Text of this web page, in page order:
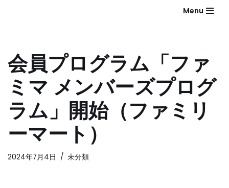
ン
ツ
へ
ス
キ
プ
Menu
会員プログラム「ファ
ミマ メンバーズプログ
ラム」開始（ファミリ
ーマート）
2024年7月4日 未分類